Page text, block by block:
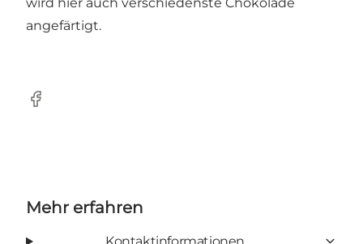
angefärtigt.
Facebook
Mehr erfahren